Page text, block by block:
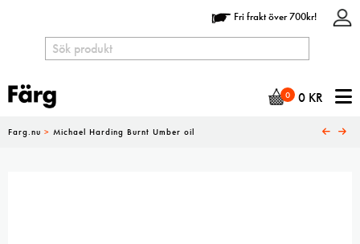
Fri frakt över 700kr!
0 0 KR
Farg.nu > Michael Harding Burnt Umber oil